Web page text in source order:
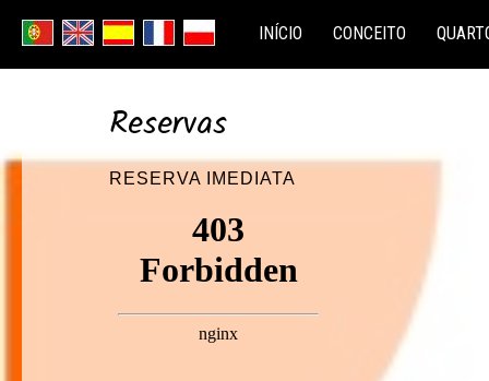
INÍCIO CONCEITO
Reservas
RESERVA IMEDIATA